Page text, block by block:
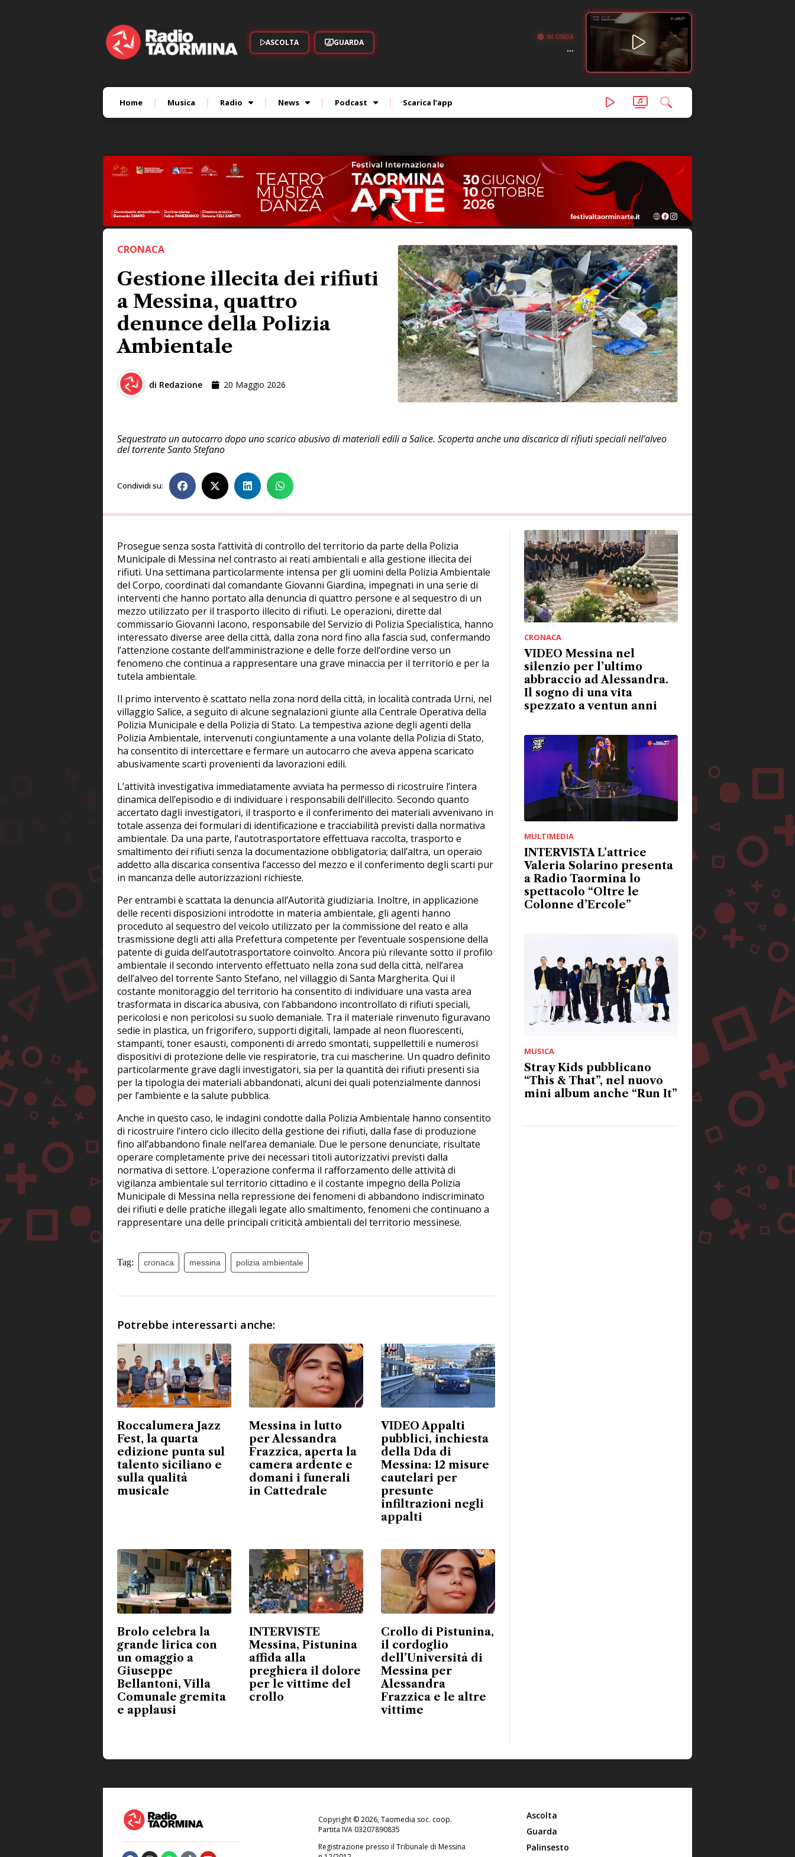
ASCOLTA GUARDA
IN ONDA
...
Home Musica Radio News Podcast Scarica l’app
CRONACA
Gestione illecita dei rifiuti
a Messina, quattro
denunce della Polizia
Ambientale
di Redazione 20 Maggio 2026
Sequestrato un autocarro dopo uno scarico abusivo di materiali edili a Salice. Scoperta anche una discarica di rifiuti speciali nell’alveo
del torrente Santo Stefano
Condividi su:
Prosegue senza sosta l’attività di controllo del territorio da parte della Polizia
Municipale di Messina nel contrasto ai reati ambientali e alla gestione illecita dei
rifiuti. Una settimana particolarmente intensa per gli uomini della Polizia Ambientale
del Corpo, coordinati dal comandante Giovanni Giardina, impegnati in una serie di
interventi che hanno portato alla denuncia di quattro persone e al sequestro di un
mezzo utilizzato per il trasporto illecito di rifiuti. Le operazioni, dirette dal
commissario Giovanni Iacono, responsabile del Servizio di Polizia Specialistica, hanno
interessato diverse aree della città, dalla zona nord fino alla fascia sud, confermando
l’attenzione costante dell’amministrazione e delle forze dell’ordine verso un
fenomeno che continua a rappresentare una grave minaccia per il territorio e per la
tutela ambientale.
Il primo intervento è scattato nella zona nord della città, in località contrada Urni, nel
villaggio Salice, a seguito di alcune segnalazioni giunte alla Centrale Operativa della
Polizia Municipale e della Polizia di Stato. La tempestiva azione degli agenti della
Polizia Ambientale, intervenuti congiuntamente a una volante della Polizia di Stato,
ha consentito di intercettare e fermare un autocarro che aveva appena scaricato
abusivamente scarti provenienti da lavorazioni edili.
L’attività investigativa immediatamente avviata ha permesso di ricostruire l’intera
dinamica dell’episodio e di individuare i responsabili dell’illecito. Secondo quanto
accertato dagli investigatori, il trasporto e il conferimento dei materiali avvenivano in
totale assenza dei formulari di identificazione e tracciabilità previsti dalla normativa
ambientale. Da una parte, l’autotrasportatore effettuava raccolta, trasporto e
smaltimento dei rifiuti senza la documentazione obbligatoria; dall’altra, un operaio
addetto alla discarica consentiva l’accesso del mezzo e il conferimento degli scarti pur
in mancanza delle autorizzazioni richieste.
Per entrambi è scattata la denuncia all’Autorità giudiziaria. Inoltre, in applicazione
delle recenti disposizioni introdotte in materia ambientale, gli agenti hanno
proceduto al sequestro del veicolo utilizzato per la commissione del reato e alla
trasmissione degli atti alla Prefettura competente per l’eventuale sospensione della
patente di guida dell’autotrasportatore coinvolto. Ancora più rilevante sotto il profilo
ambientale il secondo intervento effettuato nella zona sud della città, nell’area
dell’alveo del torrente Santo Stefano, nel villaggio di Santa Margherita. Qui il
costante monitoraggio del territorio ha consentito di individuare una vasta area
trasformata in discarica abusiva, con l’abbandono incontrollato di rifiuti speciali,
pericolosi e non pericolosi su suolo demaniale. Tra il materiale rinvenuto figuravano
sedie in plastica, un frigorifero, supporti digitali, lampade al neon fluorescenti,
stampanti, toner esausti, componenti di arredo smontati, suppellettili e numerosi
dispositivi di protezione delle vie respiratorie, tra cui mascherine. Un quadro definito
particolarmente grave dagli investigatori, sia per la quantità dei rifiuti presenti sia
per la tipologia dei materiali abbandonati, alcuni dei quali potenzialmente dannosi
per l’ambiente e la salute pubblica.
Anche in questo caso, le indagini condotte dalla Polizia Ambientale hanno consentito
di ricostruire l’intero ciclo illecito della gestione dei rifiuti, dalla fase di produzione
fino all’abbandono finale nell’area demaniale. Due le persone denunciate, risultate
operare completamente prive dei necessari titoli autorizzativi previsti dalla
normativa di settore. L’operazione conferma il rafforzamento delle attività di
vigilanza ambientale sul territorio cittadino e il costante impegno della Polizia
Municipale di Messina nella repressione dei fenomeni di abbandono indiscriminato
dei rifiuti e delle pratiche illegali legate allo smaltimento, fenomeni che continuano a
rappresentare una delle principali criticità ambientali del territorio messinese.
Tag: cronaca messina polizia ambientale
Potrebbe interessarti anche:
Roccalumera Jazz
Fest, la quarta
edizione punta sul
talento siciliano e
sulla qualità
musicale
Messina in lutto
per Alessandra
Frazzica, aperta la
camera ardente e
domani i funerali
in Cattedrale
VIDEO Appalti
pubblici, inchiesta
della Dda di
Messina: 12 misure
cautelari per
presunte
infiltrazioni negli
appalti
Brolo celebra la
grande lirica con
un omaggio a
Giuseppe
Bellantoni, Villa
Comunale gremita
e applausi
INTERVISTE
Messina, Pistunina
affida alla
preghiera il dolore
per le vittime del
crollo
Crollo di Pistunina,
il cordoglio
dell’Università di
Messina per
Alessandra
Frazzica e le altre
vittime
CRONACA
VIDEO Messina nel
silenzio per l’ultimo
abbraccio ad Alessandra.
Il sogno di una vita
spezzato a ventun anni
MULTIMEDIA
INTERVISTA L’attrice
Valeria Solarino presenta
a Radio Taormina lo
spettacolo “Oltre le
Colonne d’Ercole”
MUSICA
Stray Kids pubblicano
“This & That”, nel nuovo
mini album anche “Run It”
Copyright © 2026, Taomedia soc. coop.
Partita IVA 03207890835
Registrazione presso il Tribunale di Messina
Ascolta
Guarda
Palinsesto